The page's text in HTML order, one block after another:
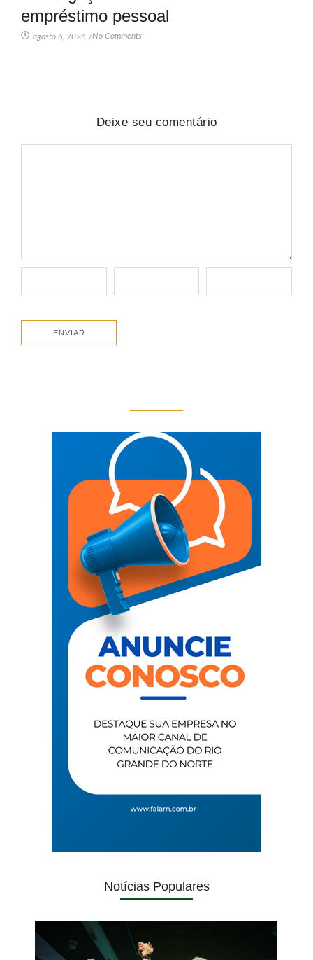
empréstimo pessoal
agosto 6, 2026 /No Comments
Deixe seu comentário
Notícias Populares